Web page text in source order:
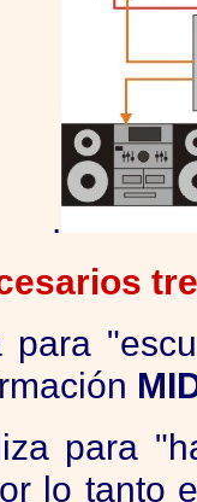
.
para
para
lo tanto